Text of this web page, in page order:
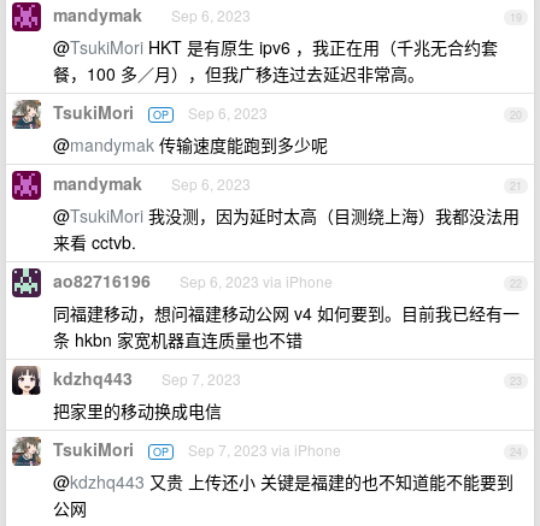
19
mandymak Sep 6, 2023
@TsukiMori HKT 是有原生 ipv6 ，我正在用（千兆无合约套
餐，100 多／月），但我广移连过去延迟非常高。
20
TsukiMori OP Sep 6, 2023
@mandymak 传输速度能跑到多少呢
21
mandymak Sep 6, 2023
@TsukiMori 我没测，因为延时太高（目测绕上海）我都没法用
来看 cctvb.
22
ao82716196 Sep 6, 2023 via iPhone
同福建移动，想问福建移动公网 v4 如何要到。目前我已经有一
条 hkbn 家宽机器直连质量也不错
23
kdzhq443 Sep 7, 2023
把家里的移动换成电信
24
TsukiMori OP Sep 7, 2023 via iPhone
@kdzhq443 又贵 上传还小 关键是福建的也不知道能不能要到
公网